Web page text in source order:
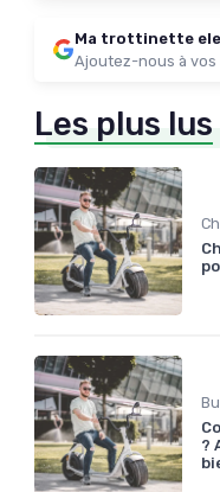
Ma trottinette
Ajoutez-nous à
Les plus lus
?